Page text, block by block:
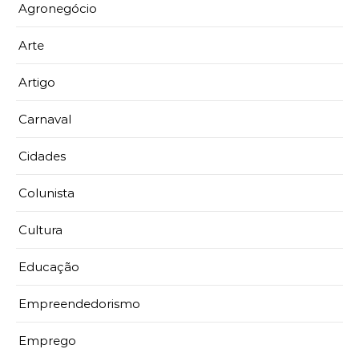
Agronegócio
Arte
Artigo
Carnaval
Cidades
Colunista
Cultura
Educação
Empreendedorismo
Emprego